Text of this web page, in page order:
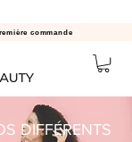
commande
DIFFÉRENTS